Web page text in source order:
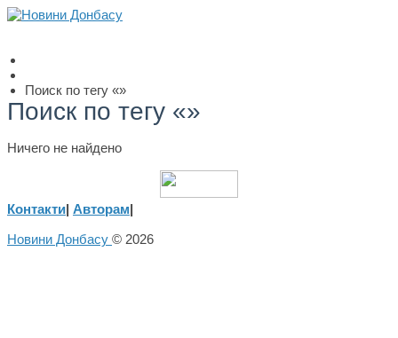
Поиск по тегу «»
Поиск по тегу «»
Ничего не найдено
Контакти| Авторам|
Новини Донбасу © 2026